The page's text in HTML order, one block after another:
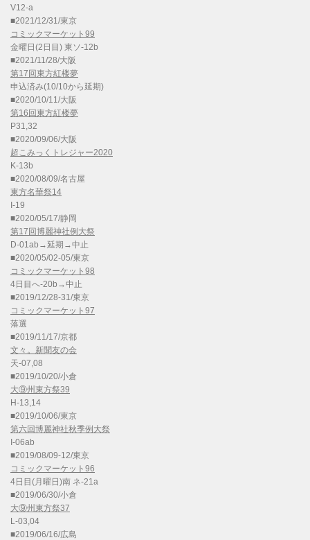
V12-a
■2021/12/31/東京
コミックマーケット99
金曜日(2日目) 東ソ-12b
■2021/11/28/大阪
第17回東方紅楼夢
申込済み(10/10から延期)
■2020/10/11/大阪
第16回東方紅楼夢
P31,32
■2020/09/06/大阪
超こみっくトレジャー2020
K-13b
■2020/08/09/名古屋
東方名華祭14
I-19
■2020/05/17/静岡
第17回博麗神社例大祭
D-01ab→延期→中止
■2020/05/02-05/東京
コミックマーケット98
4日目へ-20b→中止
■2019/12/28-31/東京
コミックマーケット97
落選
■2019/11/17/京都
文々。新聞友の会
天-07,08
■2019/10/20/小倉
大⑨州東方祭39
H-13,14
■2019/10/06/東京
第六回博麗神社秋季例大祭
I-06ab
■2019/08/09-12/東京
コミックマーケット96
4日目(月曜日)南 ネ-21a
■2019/06/30/小倉
大⑨州東方祭37
L-03,04
■2019/06/16/広島